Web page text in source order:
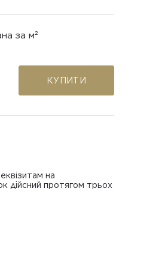
за м²
КУПИТИ
на
дійсний протягом трьох